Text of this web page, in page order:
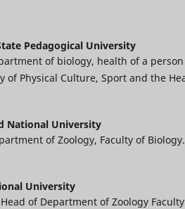
Pedagogical University
of biology, health of a
of Physical Culture, Sport and the
National University
of Zoology, Faculty of
University
of Department of Zoology